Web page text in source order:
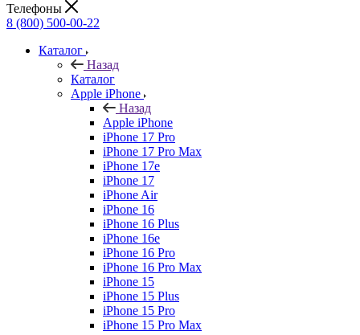
Телефоны
8 (800) 500-00-22
Каталог
Назад
Каталог
Apple iPhone
Назад
Apple iPhone
iPhone 17 Pro
iPhone 17 Pro Max
iPhone 17e
iPhone 17
iPhone Air
iPhone 16
iPhone 16 Plus
iPhone 16e
iPhone 16 Pro
iPhone 16 Pro Max
iPhone 15
iPhone 15 Plus
iPhone 15 Pro
iPhone 15 Pro Max